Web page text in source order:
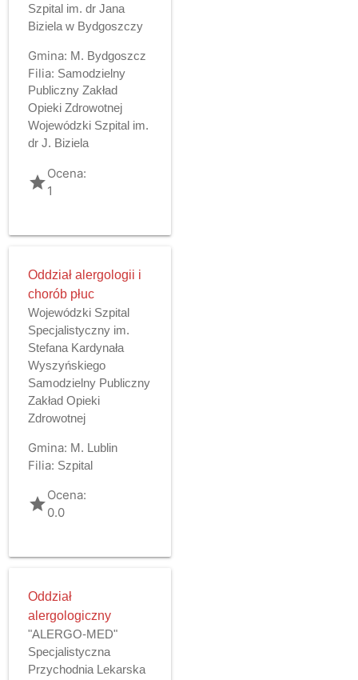
Szpital im. dr Jana
Biziela w Bydgoszczy
Gmina: M. Bydgoszcz
Filia: Samodzielny
Publiczny Zakład
Opieki Zdrowotnej
Wojewódzki Szpital im.
dr J. Biziela
gradeOcena:
1
Oddział alergologii i
chorób płuc
Wojewódzki Szpital
Specjalistyczny im.
Stefana Kardynała
Wyszyńskiego
Samodzielny Publiczny
Zakład Opieki
Zdrowotnej
Gmina: M. Lublin
Filia: Szpital
gradeOcena:
0.0
Oddział
alergologiczny
"ALERGO-MED"
Specjalistyczna
Przychodnia Lekarska